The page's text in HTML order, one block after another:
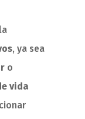
, ya sea
o
vida